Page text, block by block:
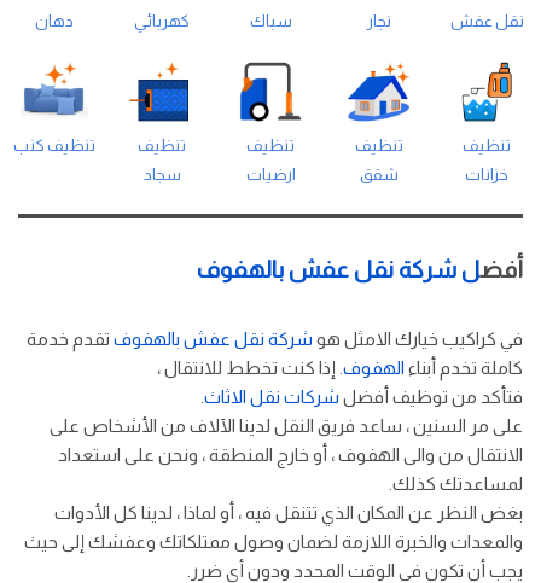
نقل عفش نجار سباك كهربائي دهان
تنظيف
خزانات
تنظيف
شقق
تنظيف
ارضيات
تنظيف
سجاد
تنظيف كنب
أفضل شركة نقل عفش بالهفوف
في كراكيب خيارك الامثل هو شركة نقل عفش بالهفوف تقدم خدمة
كاملة تخدم أبناء الهفوف . إذا كنت تخطط للانتقال ،
فتأكد من توظيف أفضل شركات نقل الاثاث
على مر السنين ، ساعد فريق النقل لدينا الآلاف من الأشخاص على
الانتقال من والى الهفوف ، أو خارج المنطقة ، ونحن على استعداد
لمساعدتك كذلك.
بغض النظر عن المكان الذي تتنقل فيه ، أو لماذا ، لدينا كل الأدوات
والمعدات والخبرة اللازمة لضمان وصول ممتلكاتك وعفشك إلى حيث
يجب أن تكون في الوقت المحدد ودون أي ضرر.